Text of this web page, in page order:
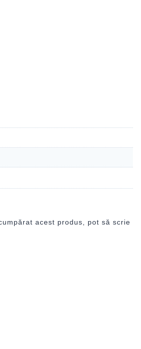
acest produs, pot să scrie